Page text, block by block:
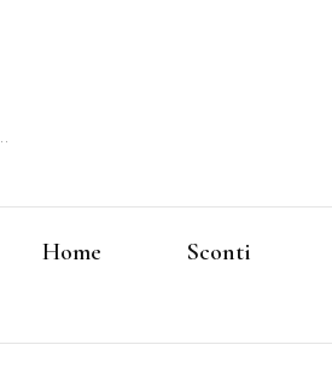
Home Sconti